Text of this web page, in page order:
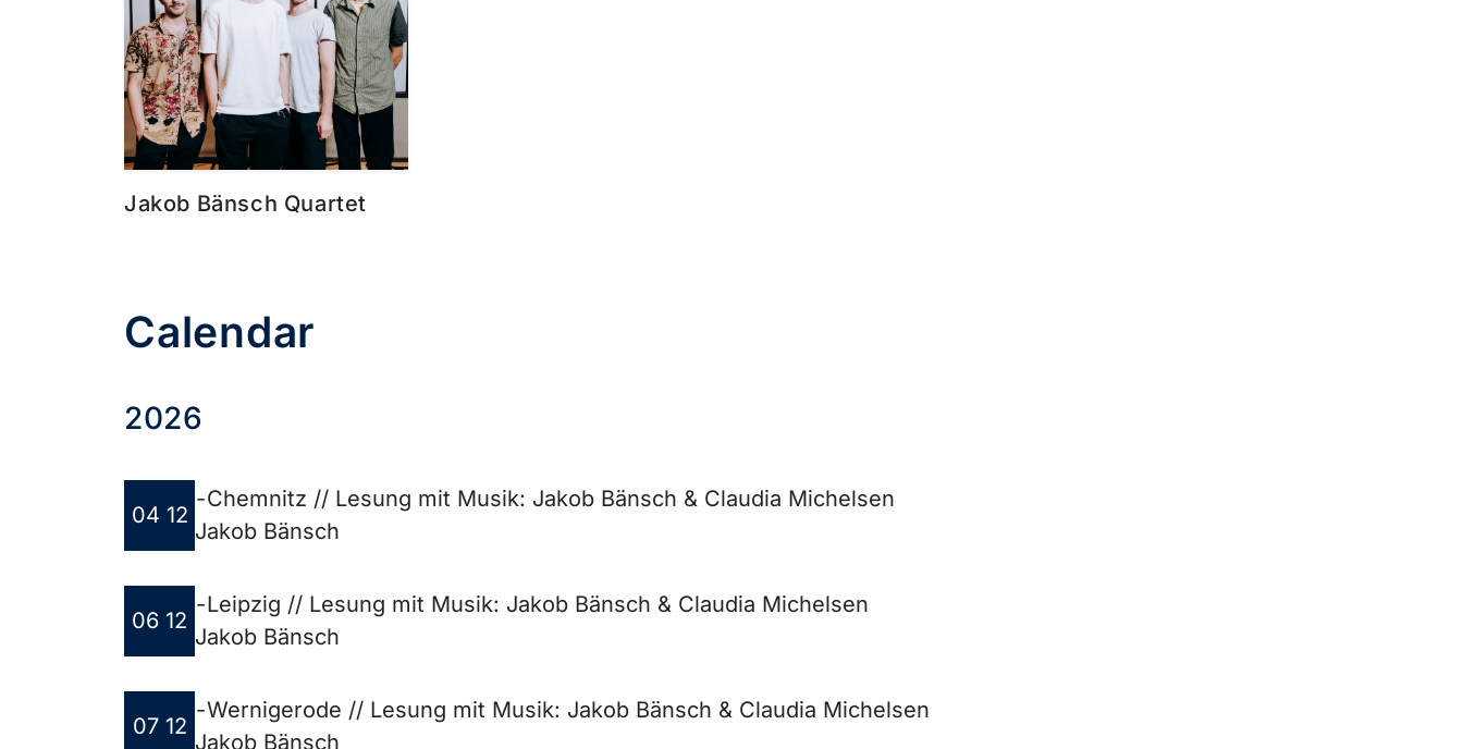
Jakob Bänsch Quartet
Calendar
2026
04 12
-Chemnitz // Lesung mit Musik: Jakob Bänsch & Claudia Michelsen
Jakob Bänsch
06 12
-Leipzig // Lesung mit Musik: Jakob Bänsch & Claudia Michelsen
Jakob Bänsch
07 12
-Wernigerode // Lesung mit Musik: Jakob Bänsch & Claudia Michelsen
Jakob Bänsch